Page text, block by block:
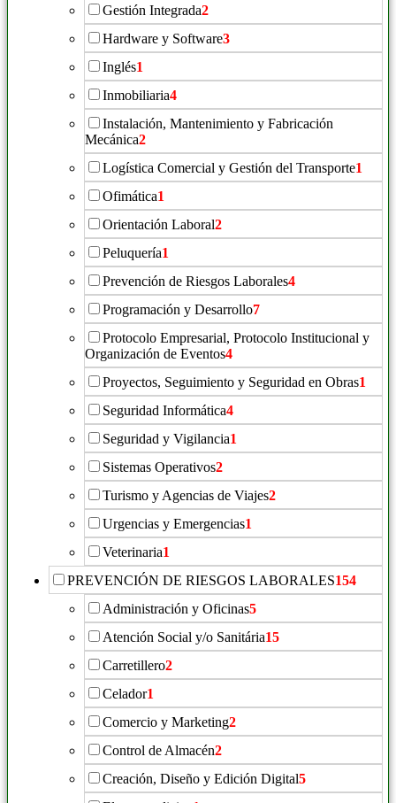
Gestión Integrada2
Hardware y Software3
Inglés1
Inmobiliaria4
Instalación, Mantenimiento y Fabricación
Mecánica2
Logística Comercial y Gestión del Transporte1
Ofimática1
Orientación Laboral2
Peluquería1
Prevención de Riesgos Laborales4
Programación y Desarrollo7
Protocolo Empresarial, Protocolo Institucional y
Organización de Eventos4
Proyectos, Seguimiento y Seguridad en Obras1
Seguridad Informática4
Seguridad y Vigilancia1
Sistemas Operativos2
Turismo y Agencias de Viajes2
Urgencias y Emergencias1
Veterinaria1
PREVENCIÓN DE RIESGOS LABORALES154
Administración y Oficinas5
Atención Social y/o Sanitária15
Carretillero2
Celador1
Comercio y Marketing2
Control de Almacén2
Creación, Diseño y Edición Digital5